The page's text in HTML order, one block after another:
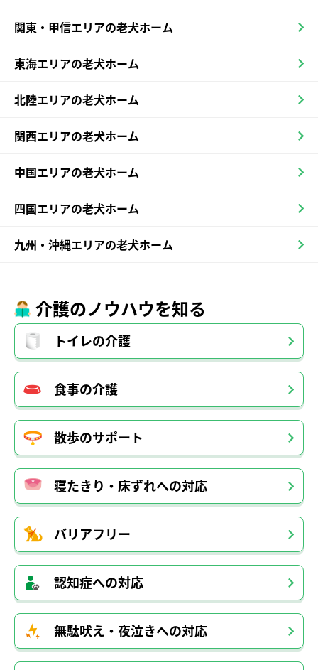
関東・甲信エリアの老犬ホーム
東海エリアの老犬ホーム
北陸エリアの老犬ホーム
関西エリアの老犬ホーム
中国エリアの老犬ホーム
四国エリアの老犬ホーム
九州・沖縄エリアの老犬ホーム
介護のノウハウを知る
トイレの介護
食事の介護
散歩のサポート
寝たきり・床ずれへの対応
バリアフリー
認知症への対応
無駄吠え・夜泣きへの対応